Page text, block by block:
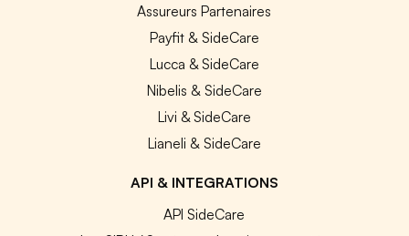
Assureurs Partenaires
Payfit & SideCare
Lucca & SideCare
Nibelis & SideCare
Livi & SideCare
Lianeli & SideCare
API & INTEGRATIONS
API SideCare